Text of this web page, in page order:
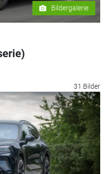
Bildergalerie
31 Bilder